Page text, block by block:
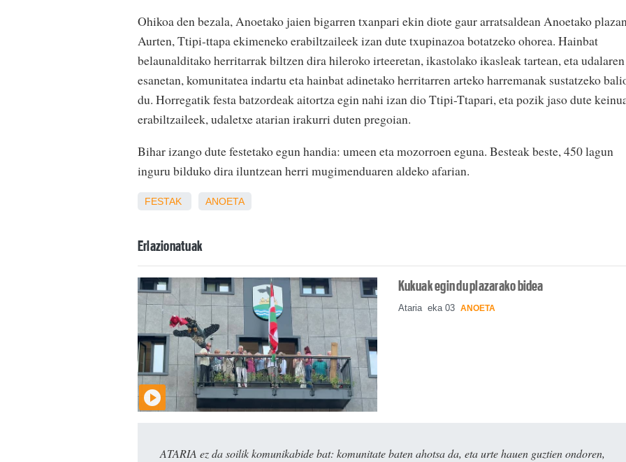
Ohikoa den bezala, Anoetako jaien bigarren txanpari ekin diote gaur arratsaldean Anoetako
Aurten, Ttipi-ttapa ekimeneko erabiltzaileek izan dute txupinazoa botatzeko ohorea. Hainbat
belaunalditako herritarrak biltzen dira hileroko irteeretan, ikastolako ikasleak tartean, eta udalaren
esanetan, komunitatea indartu eta hainbat adinetako herritarren arteko harremanak sustatzeko
du. Horregatik festa batzordeak aitortza egin nahi izan dio Ttipi-Ttapari, eta pozik jaso dute
erabiltzaileek, udaletxe atarian irakurri duten pregoian.
Bihar izango dute festetako egun handia: umeen eta mozorroen eguna. Besteak beste, 450 lagun
inguru bilduko dira iluntzean herri mugimenduaren aldeko afarian.
FESTAK ANOETA
Erlazionatuak
Kukuak egin du plazarako bidea
Ataria eka 03 ANOETA
ATARIA ez da soilik komunikabide bat: komunitate baten ahotsa da, eta urte hauen guztien ondoren,